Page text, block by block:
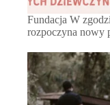
Fundacja W
rozpoczyna nowy